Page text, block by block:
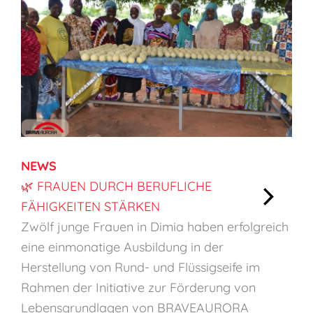
NEWS
🌿 FRAUEN DURCH BERUFLICHE
FÄHIGKEITEN STÄRKEN
🌿
Zwölf junge Frauen in Dimia haben erfolgreich
eine einmonatige Ausbildung in der
Herstellung von Rund- und Flüssigseife im
Rahmen der Initiative zur Förderung von
Lebensgrundlagen von BRAVEAURORA